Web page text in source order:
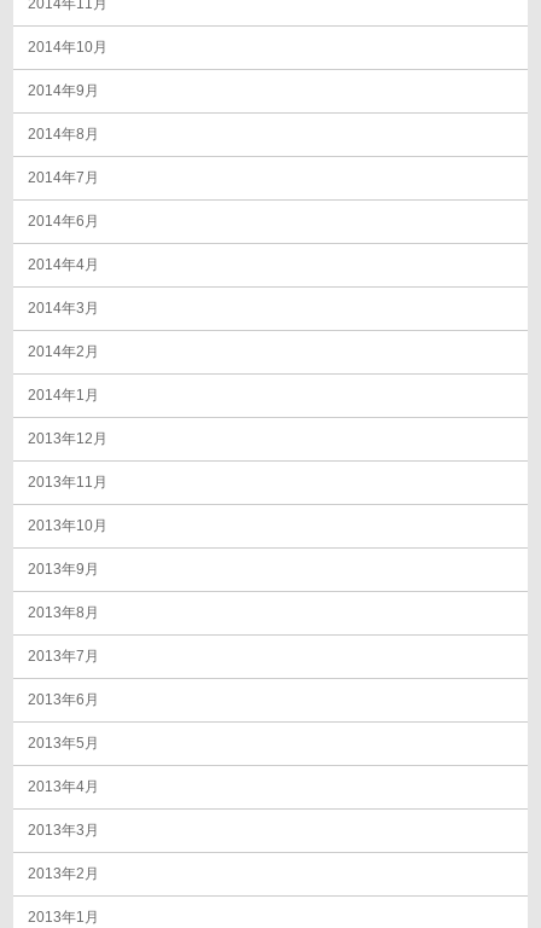
2014年11月
2014年10月
2014年9月
2014年8月
2014年7月
2014年6月
2014年4月
2014年3月
2014年2月
2014年1月
2013年12月
2013年11月
2013年10月
2013年9月
2013年8月
2013年7月
2013年6月
2013年5月
2013年4月
2013年3月
2013年2月
2013年1月